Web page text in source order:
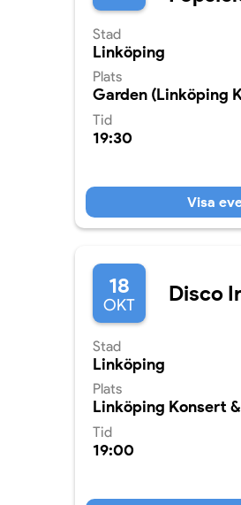
Stad
Linköping
Plats
Garden (Linköping
Tid
19:30
Visa
18
OKT Disco
Stad
Linköping
Plats
Linköping Konsert
Tid
19:00